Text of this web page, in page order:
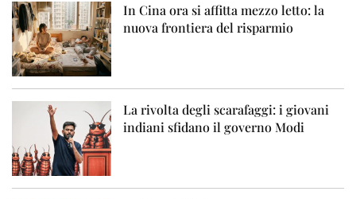
In Cina ora si affitta mezzo letto: la
nuova frontiera del risparmio
La rivolta degli scarafaggi: i giovani
indiani sfidano il governo Modi